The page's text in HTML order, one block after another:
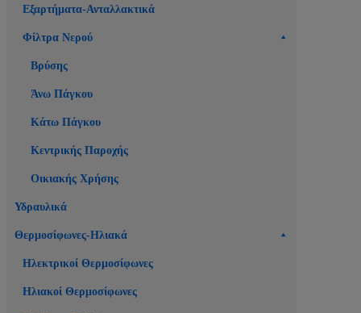
Εξαρτήματα-Ανταλλακτικά
Φίλτρα Νερού
Βρύσης
Άνω Πάγκου
Κάτω Πάγκου
Κεντρικής Παροχής
Οικιακής Χρήσης
Υδραυλικά
Θερμοσίφωνες-Ηλιακά
Ηλεκτρικοί Θερμοσίφωνες
Ηλιακοί Θερμοσίφωνες